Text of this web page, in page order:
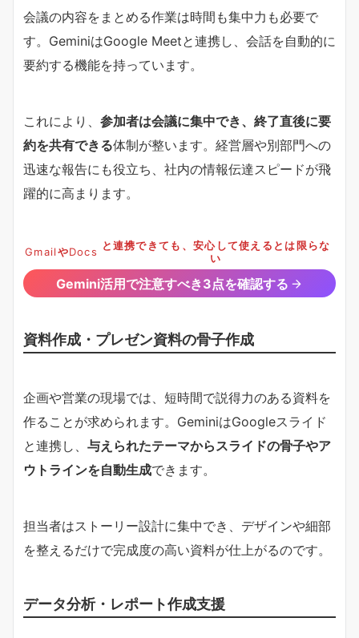
会議の内容をまとめる作業は時間も集中力も必要で
す。GeminiはGoogle Meetと連携し、会話を自動的に
要約する機能を持っています。
これにより、 参加者は会議に集中でき、終了直後に要
約を共有できる体制が整います。経営層や別部門への
迅速な報告にも役立ち、社内の情報伝達スピードが飛
躍的に高まります。
GmailやDocs と連携できても、安心して使えるとは限らな
い
Gemini活用で注意すべき3点を確認する
資料作成・プレゼン資料の骨子作成
企画や営業の現場では、短時間で説得力のある資料を
作ることが求められます。GeminiはGoogleスライド
と連携し、 与えられたテーマからスライドの骨子やア
ウトラインを自動生成できます。
担当者はストーリー設計に集中でき、デザインや細部
を整えるだけで完成度の高い資料が仕上がるのです。
データ分析・レポート作成支援